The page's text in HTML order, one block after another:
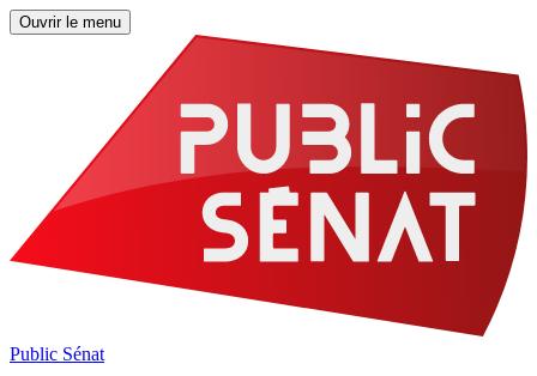
Ouvrir le menu
Public Sénat